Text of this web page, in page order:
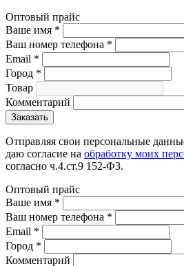
Оптовый прайс
Ваше имя *
Ваш номер телефона *
Email *
Город *
Товар
Комментарий
Отправляя свои персональные
даю согласие на обработку моих
согласно ч.4.ст.9 152-ФЗ.
Оптовый прайс
Ваше имя *
Ваш номер телефона *
Email *
Город *
Комментарий